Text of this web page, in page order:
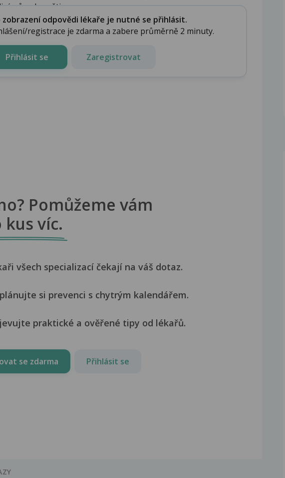
původ navštiv...
zobrazení odpovědi lékaře je nutné se přihlásit.
registrace je zdarma a zabere průměrně 2 minuty.
Přihlásit se Zaregistrovat
Pomůžeme vám
kus víc.
všech specializací čekají na váš dotaz.
si prevenci s chytrým kalendářem.
praktické a ověřené tipy od lékařů.
se zdarma Přihlásit se